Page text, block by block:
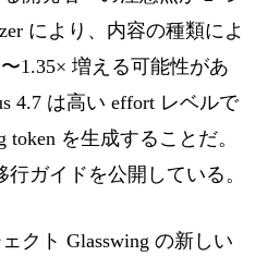
により、内容の種類によ
1.35× 増える可能性があ
4.7 は高い effort レベルで
token を生成することだ。
ガイドを公開している。
クト Glasswing の新しい